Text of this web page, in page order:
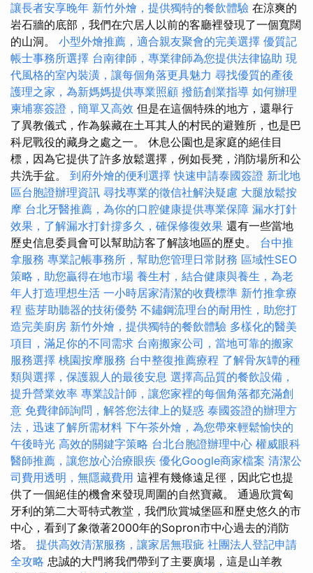
讓長者安享晚年 新竹外燴，提供獨特的餐飲體驗 在涼爽的
岩石牆的底部，我們在穴居人以前的客廳裡發現了一個寬闊
的山洞。 小型外燴推薦，適合親友聚會的完美選擇 優質記
帳士事務所選擇 台南律師，專業律師為您提供法律協助 現
代風格的室內裝潢，讓每個角落更具魅力 尋找優質的產後
護理之家，為新媽媽提供專業照顧 撥筋創業指導 如何辦理
柬埔寨簽證，簡單又高效 但是在這個特殊的地方，還舉行
了異教儀式，作為躲藏在土耳其人的村民的避難所，也是巴
科尼戰役的藏身之處之一。 休息公園也是家庭的絕佳目
標，因為它提供了許多放鬆選擇，例如長凳，消防場所和公
共洗手盆。 到府外燴的便利選擇快速申請泰國簽證 新北地
區台胞證辦理資訊 尋找專業的徵信社解決疑慮 大腿放鬆按
摩 台北牙醫推薦，為你的口腔健康提供專業保障 漏水打針
效果，了解漏水打針撐多久，確保修復效果 還有一些當地
歷史信息委員會可以幫助訪客了解該地區的歷史。 台中推
拿服務 專業記帳事務所，幫助您管理日常財務 區域性SEO
策略，助您贏得在地市場 養生村，結合健康與養生，為老
年人打造理想生活 一小時居家清潔的收費標準 新竹推拿療
程 藍芽助聽器的技術優勢 不鏽鋼流理台的耐用性，助您打
造完美廚房 新竹外燴，提供獨特的餐飲體驗 多樣化的醫美
項目，滿足你的不同需求 台南搬家公司，當地可靠的搬家
服務選擇 桃園按摩服務 台中整復推薦療程 了解骨灰罈的種
類與選擇，保護親人的最後安息 選擇高品質的餐飲設備，
提升營業效率 專業設計師，讓您家裡的每個角落都充滿創
意 免費律師詢問，解答您法律上的疑惑 泰國簽證的辦理方
法，迅速了解所需材料 下午茶外燴，為您帶來輕鬆愉快的
午後時光 高效的關鍵字策略 台北台胞證辦理中心 權威眼科
醫師推薦，讓您放心治療眼疾 優化Google商家檔案 清潔公
司費用透明，無隱藏費用 這裡有幾條遠足徑，因此它也提
供了一個絕佳的機會來發現周圍的自然寶藏。 通過欣賞匈
牙利的第二大哥特式教堂，我們欣賞城堡區和歷史悠久的市
中心，看到了象徵著2000年的Sopron市中心過去的消防
塔。 提供高效清潔服務，讓家居無瑕疵 社團法人登記申請
全攻略 忠誠的大門將我們帶到了主要廣場，這是山羊教